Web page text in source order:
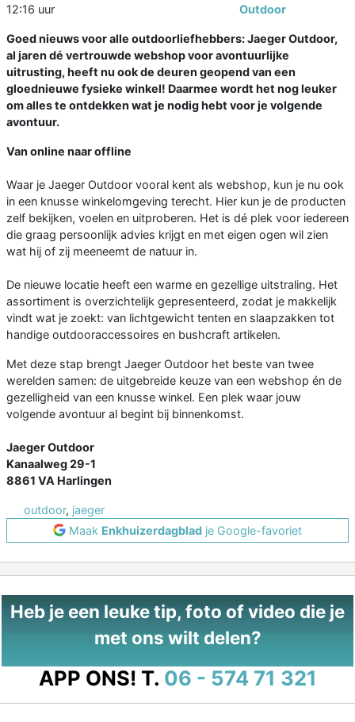
12:16 uur
Outdoor
Goed nieuws voor alle outdoorliefhebbers: Jaeger Outdoor,
al jaren dé vertrouwde webshop voor avontuurlijke
uitrusting, heeft nu ook de deuren geopend van een
gloednieuwe fysieke winkel! Daarmee wordt het nog leuker
om alles te ontdekken wat je nodig hebt voor je volgende
avontuur.
Van online naar offline
Waar je Jaeger Outdoor vooral kent als webshop, kun je nu ook
in een knusse winkelomgeving terecht. Hier kun je de producten
zelf bekijken, voelen en uitproberen. Het is dé plek voor iedereen
die graag persoonlijk advies krijgt en met eigen ogen wil zien
wat hij of zij meeneemt de natuur in.
De nieuwe locatie heeft een warme en gezellige uitstraling. Het
assortiment is overzichtelijk gepresenteerd, zodat je makkelijk
vindt wat je zoekt: van lichtgewicht tenten en slaapzakken tot
handige outdooraccessoires en bushcraft artikelen.
Met deze stap brengt Jaeger Outdoor het beste van twee
werelden samen: de uitgebreide keuze van een webshop én de
gezelligheid van een knusse winkel. Een plek waar jouw
volgende avontuur al begint bij binnenkomst.
Jaeger Outdoor
Kanaalweg 29-1
8861 VA Harlingen
outdoor, jaeger
Maak Enkhuizerdagblad je Google-favoriet
Heb je een leuke tip, foto of video die je
met ons wilt delen?
APP ONS! T. 06 - 574 71 321